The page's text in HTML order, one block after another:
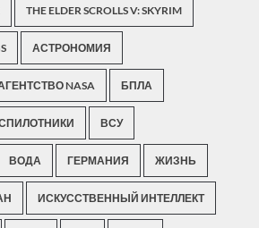
THE ELDER SCROLLS V: SKYRIM
АСТРОНОМИЯ
NASA БПЛА
ВСУ
ВОДА ГЕРМАНИЯ ЖИЗНЬ
ИСКУССТВЕННЫЙ ИНТЕЛЛЕКТ